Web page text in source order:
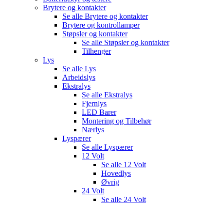
Brytere og kontakter
Se alle Brytere og kontakter
Brytere og kontrollamper
Støpsler og kontakter
Se alle Støpsler og kontakter
Tilhenger
Lys
Se alle Lys
Arbeidslys
Ekstralys
Se alle Ekstralys
Fjernlys
LED Barer
Montering og Tilbehør
Nærlys
Lyspærer
Se alle Lyspærer
12 Volt
Se alle 12 Volt
Hovedlys
Øvrig
24 Volt
Se alle 24 Volt